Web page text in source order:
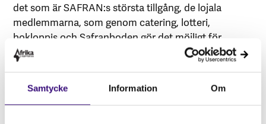
Samtycke Information Om
det som är SAFRAN:s största tillgång, de lojala
medlemmarna, som genom catering, lotteri,
bokloppis och Safranboden gör det möjligt för
SAFRAN att lämna en betydande summa till
Afrikagrupperna varje år. Sedan 1990, har de tre
föreningarna, Bizim, Molo! och SAFRAN bidragit
med sammanlagt 2 407 770 kr till Afrikagruppernas
egeninsatser.